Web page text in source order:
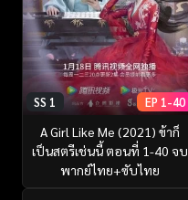
SS 1 EP 1-40
A Girl Like Me (2021) ข้าก็
เป็นสตรีเช่นนี้ ตอนที่ 1-40 จบ
พากย์ไทย+ซับไทย